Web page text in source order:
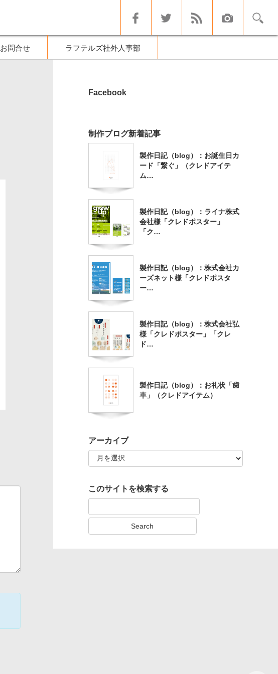
お問合せ ラフテルズ社外人事部
Facebook
制作ブログ新着記事
製作日記（blog）：お誕生日カ
ード「繋ぐ」（クレドアイテ
ム…
製作日記（blog）：ライナ株式
会社様「クレドポスター」
「ク…
製作日記（blog）：株式会社カ
ーズネット様「クレドポスタ
ー…
製作日記（blog）：株式会社弘
様「クレドポスター」「クレ
ド…
製作日記（blog）：お礼状「歯
車」（クレドアイテム）
アーカイブ
アーカイブ
このサイトを検索する